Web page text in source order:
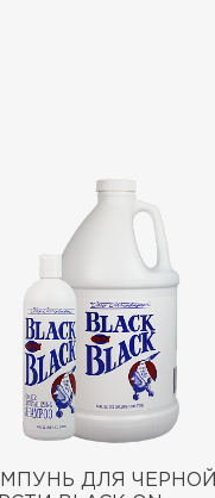
ДЛЯ ЧЕРНОЙ